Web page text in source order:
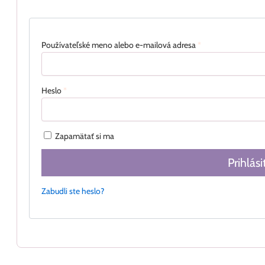
Používateľské meno alebo e-mailová adresa *
Heslo *
Zapamätať si ma
Zabudli ste heslo?